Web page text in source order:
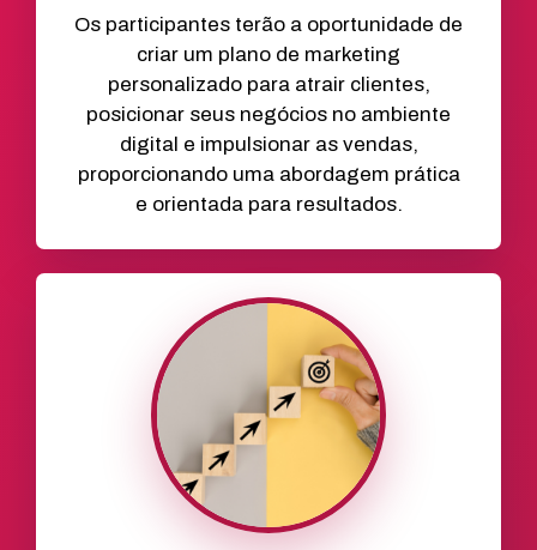
Os participantes terão a oportunidade de
criar um plano de marketing
personalizado para atrair clientes,
posicionar seus negócios no ambiente
digital e impulsionar as vendas,
proporcionando uma abordagem prática
e orientada para resultados.